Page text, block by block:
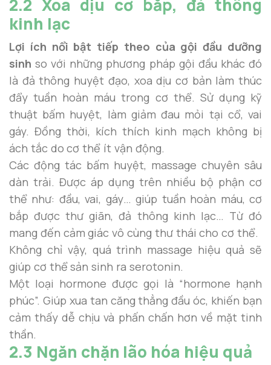
2.2 Xoa dịu cơ bắp, đả thông
kinh lạc
Lợi ích nổi bật tiếp theo của gội đầu dưỡng
sinh so với những phương pháp gội đầu khác đó
là đả thông huyệt đạo, xoa dịu cơ bản làm thúc
đẩy tuần hoàn máu trong cơ thể. Sử dụng kỹ
thuật bấm huyệt, làm giảm đau mỏi tại cổ, vai
gáy. Đồng thời, kích thích kinh mạch không bị
ách tắc do cơ thể ít vận động.
Các động tác bấm huyệt, massage chuyên sâu
dàn trải. Được áp dụng trên nhiều bộ phận cơ
thể như: đầu, vai, gáy… giúp tuần hoàn máu, cơ
bắp được thư giãn, đả thông kinh lạc… Từ đó
mang đến cảm giác vô cùng thư thái cho cơ thể.
Không chỉ vậy, quá trình massage hiệu quả sẽ
giúp cơ thể sản sinh ra serotonin.
Một loại hormone được gọi là “hormone hạnh
phúc”. Giúp xua tan căng thẳng đầu óc, khiến bạn
cảm thấy dễ chịu và phấn chấn hơn về mặt tinh
thần.
2.3 Ngăn chặn lão hóa hiệu quả